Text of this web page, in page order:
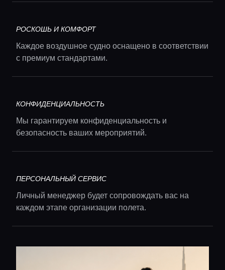
Главная
Локации
Гиды
Консьерж сервис
Lifestyle журнал
РОСКОШЬ И КОМФОРТ
Каждое воздушное судно оснащено в соответствии
с премиум стандартами.
КОНФИДЕНЦИАЛЬНОСТЬ
Мы гарантируем конфиденциальность и
безопасность ваших мероприятий.
ПЕРСОНАЛЬНЫЙ СЕРВИС
Личный менеджер будет сопровождать вас на
каждом этапе организации полета.